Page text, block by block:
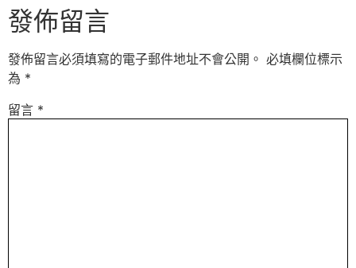
發佈留言
發佈留言必須填寫的電子郵件地址不會公開。 必填欄位標示
為 *
留言 *